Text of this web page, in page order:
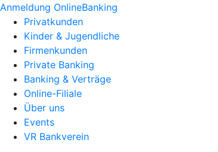
Anmeldung OnlineBanking
Privatkunden
Kinder & Jugendliche
Firmenkunden
Private Banking
Banking & Verträge
Online-Filiale
Über uns
Events
VR Bankverein